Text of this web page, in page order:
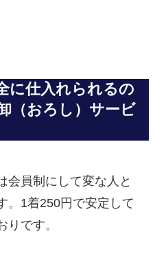
に仕入れられるの
（おろし）サービ
会員制にして変な人と
。1着250円で安定して
です。